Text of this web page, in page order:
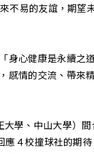
不易的友誼，期望
身心健康是永續之
感情的交流、帶來
學、中山大學）
４校撞球社的期